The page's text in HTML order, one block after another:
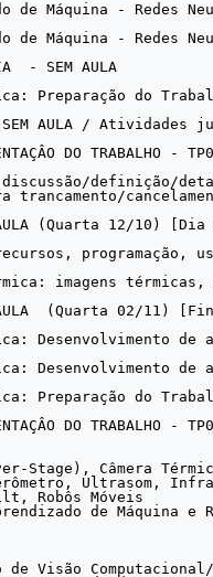
DO TRABALHO -
Desenvolvimento de
Stage), Câmera
Ultrasom,
Robôs Móveis
de Máquina
Visão